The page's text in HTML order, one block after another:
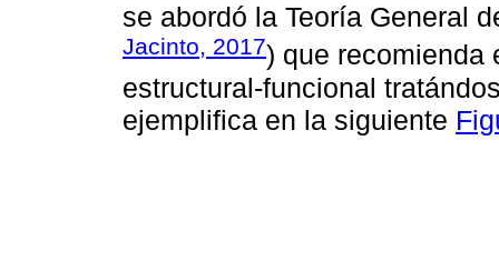
se abordó la Teoría General
Jacinto, 2017) que recomienda
estructural-funcional
ejemplifica en la siguiente